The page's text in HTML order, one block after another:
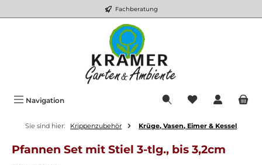
Fachberatung
Navigation Du hast 0
Sie sind hier: Krippenzubehör Krüge, Vasen, Eimer & Kessel
Pfannen Set mit Stiel 3-tlg., bis 3,2cm